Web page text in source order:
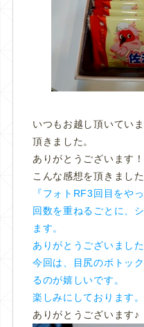
いつもお越し頂いてい
頂きました。
ありがとうございます！
こんな感想を頂きました
『フォトRF3回目をや
回数を重ねるごとに、
ます。
ありがとうございました
今回は、目尻のボトッ
るのが嬉しいです。
楽しみにしております。
ありがとうございます♪